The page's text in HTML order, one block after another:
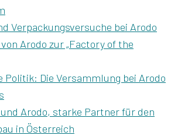
Verpackungsversuche bei Arodo
Arodo zur „Factory of the
Politik: Die Versammlung bei Arodo
und Arodo, starke Partner für den
in Österreich